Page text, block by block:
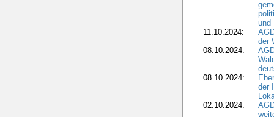
und
11.10.2024:
der
08.10.2024:
08.10.2024:
der
02.10.2024: